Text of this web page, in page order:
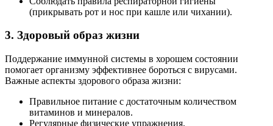
(прикрывать рот и нос при кашле или чихании).
3. Здоровый образ жизни
Поддержание иммунной системы в хорошем состоянии
помогает организму эффективнее бороться с вирусами.
Важные аспекты здорового образа жизни:
Правильное питание с достаточным количеством
витаминов и минералов.
Регулярные физические упражнения.